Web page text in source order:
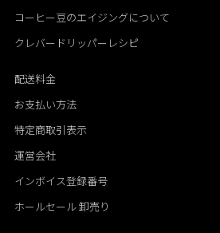
コーヒー豆のエイジングについて
クレバードリッパーレシピ
配送料金
お支払い方法
特定商取引表示
運営会社
インボイス登録番号
ホールセール 卸売り